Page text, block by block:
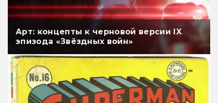
Арт: концепты к черновой версии IX
эпизода «Звёздных войн»